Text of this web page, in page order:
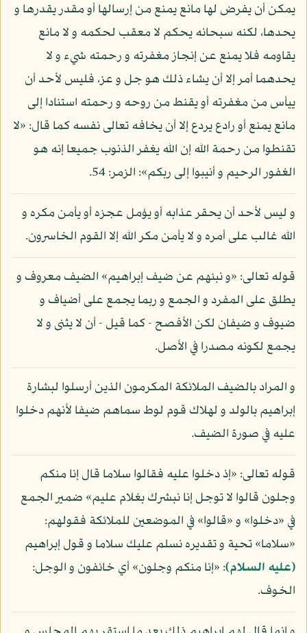
يمكن أن يفرض لها مانع يمنع من إرسالها أو مقدر يقدرها و
يحدها، لكنه سبحانه يحكم لا معقب لحكمه و لا مانع
يقاومه فلا يمنع عن إنجاز مغفرته و رحمته شيء و لا
يحدهما أمر إلا أن يشاء ذلك هو جل و عز، فليس لأحد أن
ييأس من مغفرته أو يقنط من روحه و رحمته استنادا إلى
مانع يمنع أو رادع يردع إلا أن يخافه تعالى نفسه كما قال: «لا
تقنطوا من رحمة الله إن الله يغفر الذنوب جميعا إنه هو
الغفور الرحيم و أنيبوا إلى ربكم»: الزمر: 54.
و ليس لأحد أن يحقر عذابه أو يؤمل عجزه أو يأمن مكره و
الله غالب على أمره و لا يأمن مكر الله إلا القوم الخاسرون.
قوله تعالى: «و نبئهم عن ضيف إبراهيم» الضيف معروف و
يطلق على المفرد و الجمع و ربما يجمع على أضياف و
ضيوف و ضيفان لكن الأفصح - كما قيل - أن لا يثنى و لا
يجمع لكونه مصدرا في الأصل.
و المراد بالضيف الملائكة المكرمون الذين أرسلوا لبشارة
إبراهيم بالولد و لهلاك قوم لوط سماهم ضيفا لأنهم دخلوا
عليه في صورة الضيف.
قوله تعالى: «إذ دخلوا عليه فقالوا سلاما قال إنا منكم
وجلون قالوا لا توجل إنا نبشرك بغلام عليم» ضمير الجمع
في «دخلوا» و «قالوا» في الموضعين للملائكة فقولهم:
«سلاما» تحية و تقديره نسلم عليك سلاما و قول إبراهيم
(عليه السلام): «إنا منكم وجلون» أي خائفون و الوجل:
الخوف.